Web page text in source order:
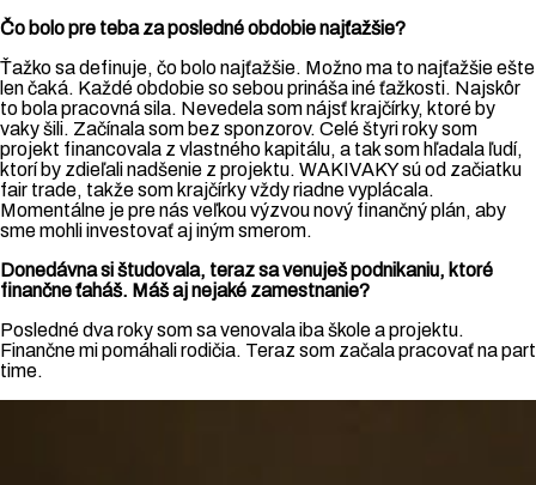
Čo bolo pre teba za posledné obdobie najťažšie?
Ťažko sa definuje, čo bolo najťažšie. Možno ma to najťažšie ešte
len čaká. Každé obdobie so sebou prináša iné ťažkosti. Najskôr
to bola pracovná sila. Nevedela som nájsť krajčírky, ktoré by
vaky šili. Začínala som bez sponzorov. Celé štyri roky som
projekt financovala z vlastného kapitálu, a tak som hľadala ľudí,
ktorí by zdieľali nadšenie z projektu. WAKIVAKY sú od začiatku
fair trade, takže som krajčírky vždy riadne vyplácala.
Momentálne je pre nás veľkou výzvou nový finančný plán, aby
sme mohli investovať aj iným smerom.
Donedávna si študovala, teraz sa venuješ podnikaniu, ktoré
finančne ťaháš. Máš aj nejaké zamestnanie?
Posledné dva roky som sa venovala iba škole a projektu.
Finančne mi pomáhali rodičia. Teraz som začala pracovať na part
time.